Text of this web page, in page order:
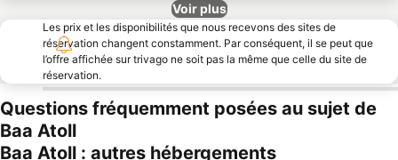
Voir plus
Les prix et les disponibilités que nous recevons des sites de
réservation changent constamment. Par conséquent, il se peut que
l’offre affichée sur trivago ne soit pas la même que celle du site de
réservation.
Questions fréquemment posées au sujet de
Baa Atoll
Baa Atoll : autres hébergements